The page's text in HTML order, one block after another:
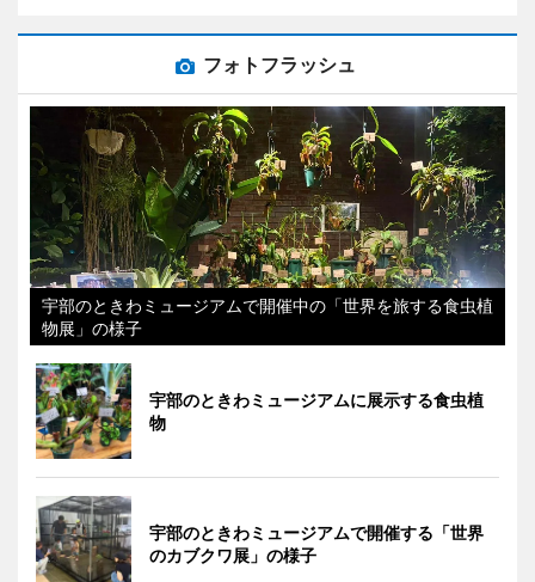
フォトフラッシュ
宇部のときわミュージアムで開催中の「世界を旅する食虫植
物展」の様子
宇部のときわミュージアムに展示する食虫植
物
宇部のときわミュージアムで開催する「世界
のカブクワ展」の様子